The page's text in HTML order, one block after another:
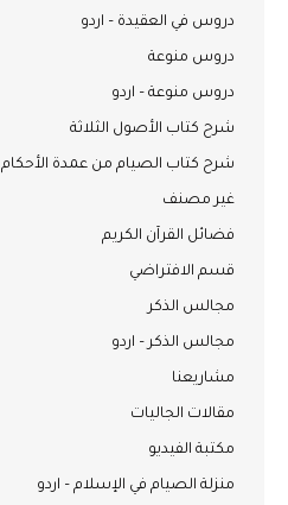
دروس في العقيدة – اردو
دروس منوعة
دروس منوعة – اردو
شرح كتاب الأصول الثلاثة
شرح كتاب الصيام من عمدة الأحكام
غير مصنف
فضائل القرآن الكريم
قسم الافتراضي
مجالس الذكر
مجالس الذكر – اردو
مشاريعنا
مقالات الجاليات
مكتبة الفيديو
منزلة الصيام في الإسلام – اردو